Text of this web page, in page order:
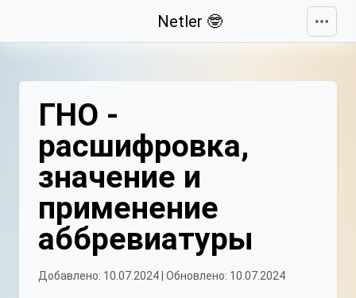
Netler 🤓
ГНО -
расшифровка,
значение и
применение
аббревиатуры
Добавлено: 10.07.2024 | Обновлено: 10.07.2024